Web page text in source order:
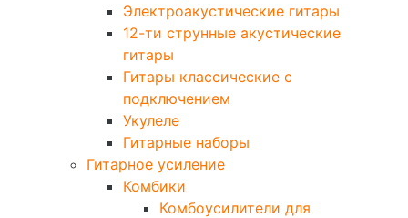
Электроакустические гитары
12-ти струнные акустические
гитары
Гитары классические с
подключением
Укулеле
Гитарные наборы
Гитарное усиление
Комбики
Комбоусилители для